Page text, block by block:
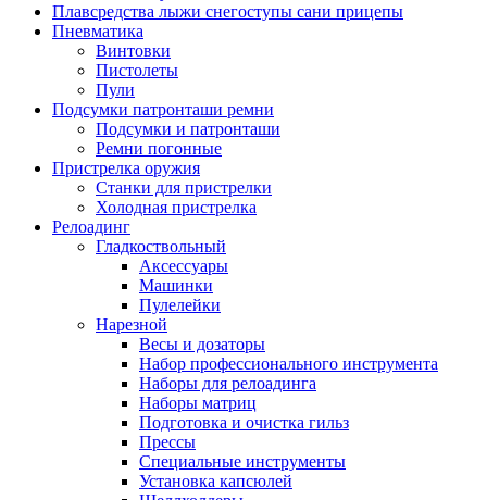
Плавсредства лыжи снегоступы сани прицепы
Пневматика
Винтовки
Пистолеты
Пули
Подсумки патронташи ремни
Подсумки и патронташи
Ремни погонные
Пристрелка оружия
Станки для пристрелки
Холодная пристрелка
Релоадинг
Гладкоствольный
Аксессуары
Машинки
Пулелейки
Нарезной
Весы и дозаторы
Набор профессионального инструмента
Наборы для релоадинга
Наборы матриц
Подготовка и очистка гильз
Прессы
Специальные инструменты
Установка капсюлей